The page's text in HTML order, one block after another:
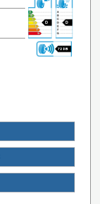
D D
72 DB